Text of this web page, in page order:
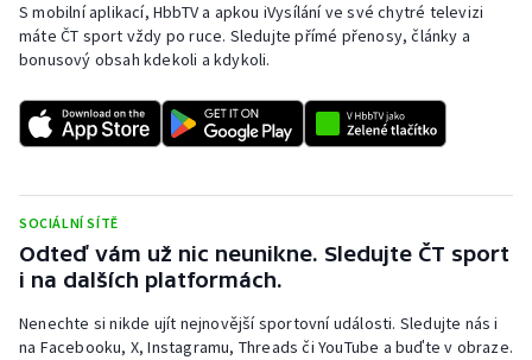
S mobilní aplikací, HbbTV a apkou iVysílání ve své chytré televizi
máte ČT sport vždy po ruce. Sledujte přímé přenosy, články a
bonusový obsah kdekoli a kdykoli.
SOCIÁLNÍ SÍTĚ
Odteď vám už nic neunikne. Sledujte ČT sport
i na dalších platformách.
Nenechte si nikde ujít nejnovější sportovní události. Sledujte nás i
na Facebooku, X, Instagramu, Threads či YouTube a buďte v obraze.